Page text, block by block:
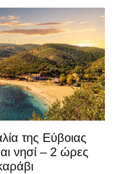
της Εύβοιας
νησί – 2 ώρες